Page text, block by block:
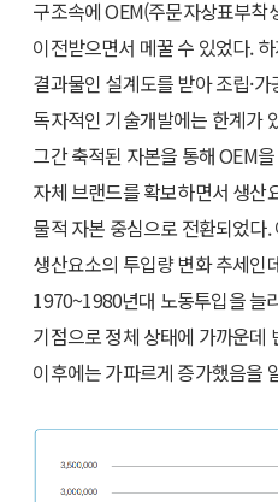
구조속에 OEM(주문자상표부착
이전받으면서 메꿀 수 있었다.
결과물인 설계도를 받아 조립·
독자적인 기술개발에는 한계가
그간 축적된 자본을 통해 OEM
자체 브랜드를 확보하면서 생산
물적 자본 중심으로 전환되었다
생산요소의 투입량 변화 추세인
1970~1980년대 노동투입을 늘
기점으로 정체 상태에 가까운데
이후에는 가파르게 증가했음을